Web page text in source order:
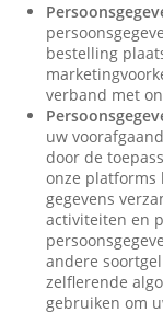
bestelling
verband met
uw
door de
onze platforms
gegevens
activiteiten en
andere
zelflerende
gebruiken om